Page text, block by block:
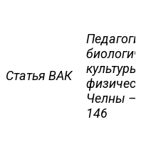
Статья ВАК
Челны –
146